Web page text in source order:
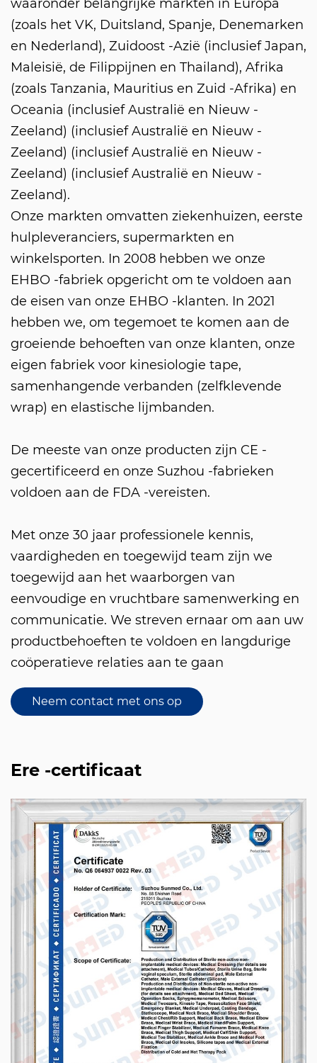
waaronder belangrijke markten in Europa
(zoals het VK, Duitsland, Spanje, Denemarken
en Nederland), Zuidoost -Azië (inclusief Japan,
Maleisië, de Filippijnen en Thailand), Afrika
(zoals Tanzania, Mauritius en Zuid -Afrika) en
Oceania (inclusief Australië en Nieuw -
Zeeland) (inclusief Australië en Nieuw -
Zeeland) (inclusief Australië en Nieuw -
Zeeland) (inclusief Australië en Nieuw -
Zeeland).
Onze markten omvatten ziekenhuizen, eerste
hulpleveranciers, supermarkten en
winkelsporten. In 2008 hebben we onze
EHBO -fabriek opgericht om te voldoen aan
de eisen van onze EHBO -klanten. In 2021
hebben we, om tegemoet te komen aan de
groeiende behoeften van onze klanten, onze
eigen fabriek voor kinesiologie tape,
samenhangende verbanden (zelfklevende
wrap) en elastische lijmbanden.
De meeste van onze producten zijn CE -
gecertificeerd en onze Suzhou -fabrieken
voldoen aan de FDA -vereisten.
Met onze 30 jaar professionele kennis,
vaardigheden en toegewijd team zijn we
toegewijd aan het waarborgen van
eenvoudige en vruchtbare samenwerking en
communicatie. We streven ernaar om aan uw
productbehoeften te voldoen en langdurige
coöperatieve relaties aan te gaan
Neem contact met ons op
Ere -certificaat